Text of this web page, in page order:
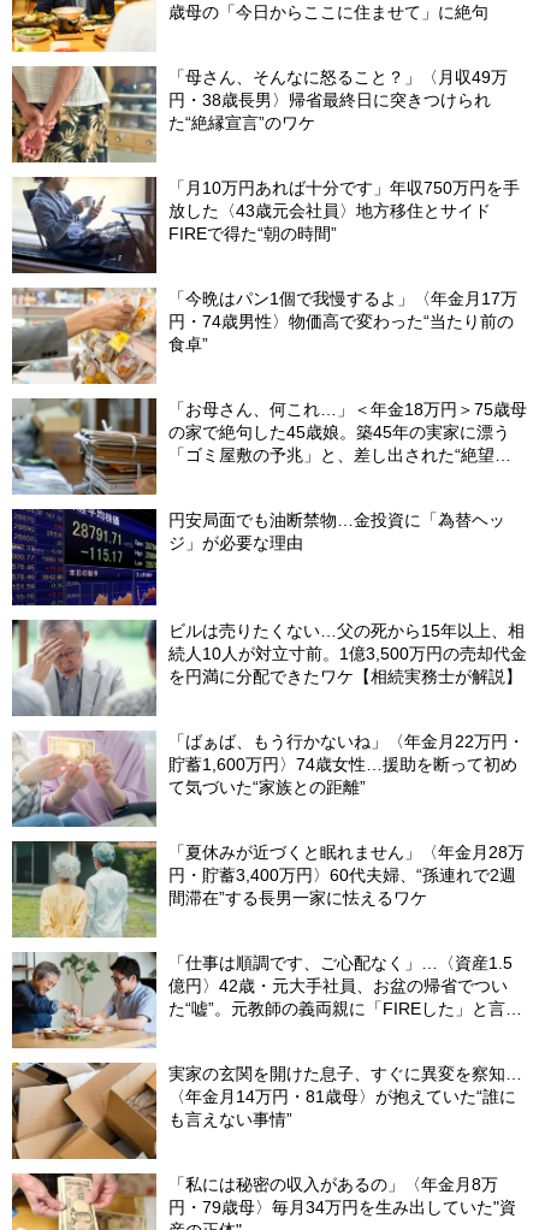
歳母の「今日からここに住ませて」に絶句
「母さん、そんなに怒ること？」〈月収49万
円・38歳長男〉帰省最終日に突きつけられ
た“絶縁宣言”のワケ
「月10万円あれば十分です」年収750万円を手
放した〈43歳元会社員〉地方移住とサイド
FIREで得た“朝の時間”
「今晩はパン1個で我慢するよ」〈年金月17万
円・74歳男性〉物価高で変わった“当たり前の
食卓”
「お母さん、何これ…」＜年金18万円＞75歳母
の家で絶句した45歳娘。築45年の実家に漂う
「ゴミ屋敷の予兆」と、差し出された“絶望の
円安局面でも油断禁物…金投資に「為替ヘッ
ジ」が必要な理由
ビルは売りたくない…父の死から15年以上、相
続人10人が対立寸前。1億3,500万円の売却代金
を円満に分配できたワケ【相続実務士が解説】
「ばぁば、もう行かないね」〈年金月22万円・
貯蓄1,600万円〉74歳女性…援助を断って初め
て気づいた“家族との距離”
「夏休みが近づくと眠れません」〈年金月28万
円・貯蓄3,400万円〉60代夫婦、“孫連れで2週
間滞在”する長男一家に怯えるワケ
「仕事は順調です、ご心配なく」…〈資産1.5
億円〉42歳・元大手社員、お盆の帰省でつい
た“嘘”。元教師の義両親に「FIREした」と言え
実家の玄関を開けた息子、すぐに異変を察知…
〈年金月14万円・81歳母〉が抱えていた“誰に
も言えない事情”
「私には秘密の収入があるの」〈年金月8万
円・79歳母〉毎月34万円を生み出していた"資